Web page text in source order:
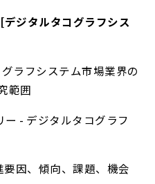
ジタルタコグラフシス
ラフシステム市場業界の
範囲
- デジタルタコグラフ
因、傾向、課題、機会